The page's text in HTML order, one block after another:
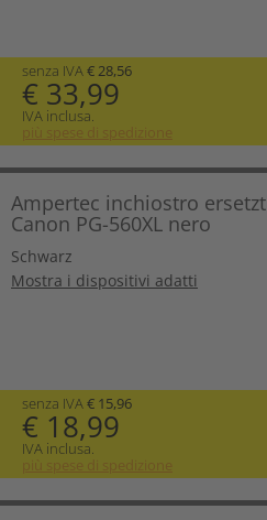
senza IVA€ 28,56
€ 33,99
IVA inclusa.
più spese di spedizione
Ampertec inchiostro ersetzt
Canon PG-560XL nero
Schwarz
Mostra i dispositivi adatti
senza IVA€ 15,96
€ 18,99
IVA inclusa.
più spese di spedizione